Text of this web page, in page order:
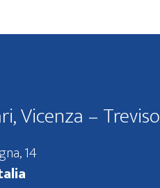
Vicenza – Treviso
14